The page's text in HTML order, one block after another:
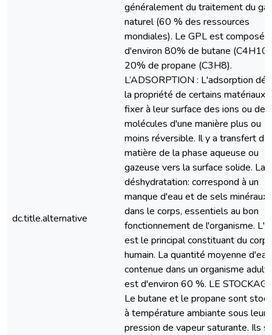
dc.title.alternative
généralement du traitement du gaz
naturel (60 % des ressources
mondiales). Le GPL est composé
d'environ 80% de butane
20% de propane (C3H8).
L’ADSORPTION : L'adsorption
la propriété de certains matériaux
fixer à leur surface des ions ou des
molécules d'une manière plus ou
moins réversible. Il y a transfert de
matière de la phase aqueuse ou
gazeuse vers la surface solide. La
déshydratation: correspond à un
manque d'eau et de sels minéraux
dans le corps, essentiels au bon
fonctionnement de l'organisme.
est le principal constituant du corps
humain. La quantité moyenne d'eau
contenue dans un organisme
est d'environ 60 %. LE
Le butane et le propane sont
à température ambiante sous leur
pression de vapeur saturante. Ils